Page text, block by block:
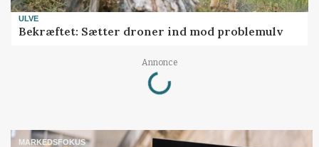
ULVE
Bekræftet: Sætter droner ind mod problemulv
Annonce
Loading...
MARKEDSFOKUS